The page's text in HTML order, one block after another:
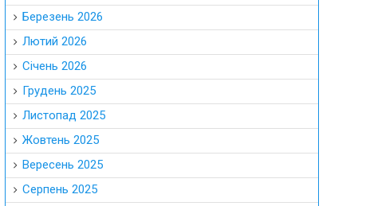
Березень 2026
Лютий 2026
Січень 2026
Грудень 2025
Листопад 2025
Жовтень 2025
Вересень 2025
Серпень 2025